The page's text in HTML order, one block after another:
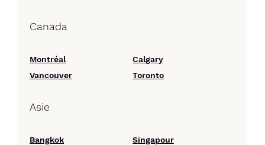
Canada
Montréal
Calgary
Vancouver
Toronto
Asie
Bangkok
Singapour